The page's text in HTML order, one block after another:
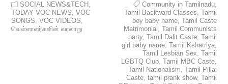
SOCIAL NEWS&TECH ,
TODAY VOC NEWS,VOC
SONGS,VOC VIDEOS,
வெள்ளாளர்களின் வரலாறு
Community in Tamilnadu,
Tamil Backward Classes, Tamil
boy baby name, Tamil Caste
Matrimonial , Tamil Communists
party, Tamil Dalit Caste, Tamil
girl baby name, Tamil Kshatriya,
Tamil Lesbian Sex, Tamil
LGBTQ Club, Tamil MBC Caste,
Tamil Nationalism, Tamil Pillai
Caste, tamil prank show, Tamil